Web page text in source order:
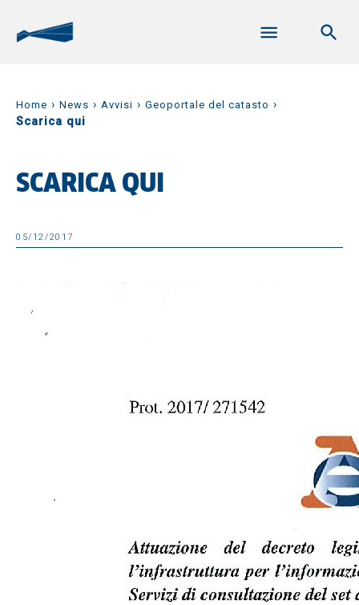
Home › News › Avvisi › Geoportale del catasto ›
Scarica qui
SCARICA QUI
05/12/2017